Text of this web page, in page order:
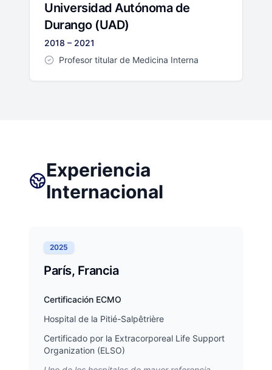
Universidad Autónoma de
Durango (UAD)
2018 – 2021
Profesor titular de Medicina Interna
Experiencia
Internacional
2025
París, Francia
Certificación ECMO
Hospital de la Pitié-Salpêtrière
Certificado por la Extracorporeal Life Support
Organization (ELSO)